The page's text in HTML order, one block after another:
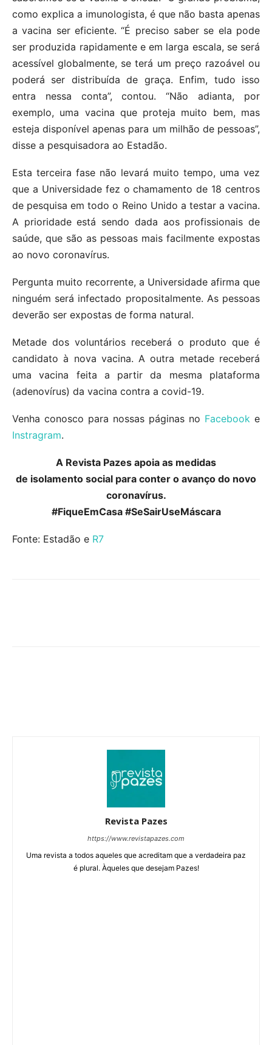
como explica a imunologista, é que não basta apenas
a vacina ser eficiente. “É preciso saber se ela pode
ser produzida rapidamente e em larga escala, se será
acessível globalmente, se terá um preço razoável ou
poderá ser distribuída de graça. Enfim, tudo isso
entra nessa conta”, contou. “Não adianta, por
exemplo, uma vacina que proteja muito bem, mas
esteja disponível apenas para um milhão de pessoas”,
disse a pesquisadora ao Estadão.
Esta terceira fase não levará muito tempo, uma vez
que a Universidade fez o chamamento de 18 centros
de pesquisa em todo o Reino Unido a testar a vacina.
A prioridade está sendo dada aos profissionais de
saúde, que são as pessoas mais facilmente expostas
ao novo coronavírus.
Pergunta muito recorrente, a Universidade afirma que
ninguém será infectado propositalmente. As pessoas
deverão ser expostas de forma natural.
Metade dos voluntários receberá o produto que é
candidato à nova vacina. A outra metade receberá
uma vacina feita a partir da mesma plataforma
(adenovírus) da vacina contra a covid-19.
Venha conosco para nossas páginas no Facebook e
Instragram.
A Revista Pazes apoia as medidas
de isolamento social para conter o avanço do novo
coronavírus.
#FiqueEmCasa #SeSairUseMáscara
Fonte: Estadão e R7
Revista Pazes
https://www.revistapazes.com
Uma revista a todos aqueles que acreditam que a verdadeira paz
é plural. Àqueles que desejam Pazes!